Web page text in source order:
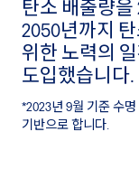
탄소 배출량을
2050년까지 탄
위한 노력의
도입했습니다.
*2023년 9월 기준 수
기반으로 합니다.